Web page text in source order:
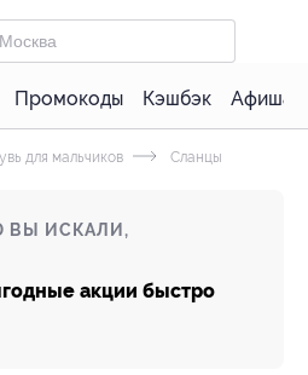
Промокоды Кэшбэк Афиша
для мальчиков Сланцы
ВЫ ИСКАЛИ,
акции быстро